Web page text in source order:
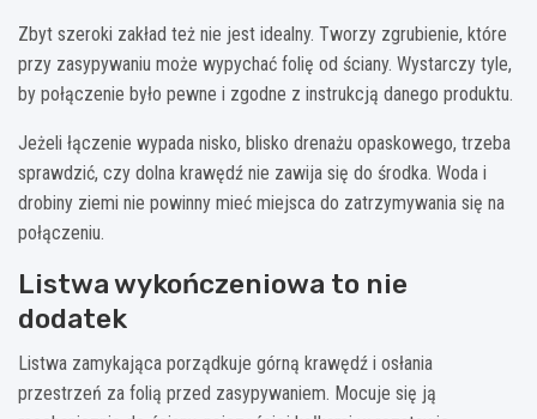
Zbyt szeroki zakład też nie jest idealny. Tworzy zgrubienie, które
przy zasypywaniu może wypychać folię od ściany. Wystarczy tyle,
by połączenie było pewne i zgodne z instrukcją danego produktu.
Jeżeli łączenie wypada nisko, blisko drenażu opaskowego, trzeba
sprawdzić, czy dolna krawędź nie zawija się do środka. Woda i
drobiny ziemi nie powinny mieć miejsca do zatrzymywania się na
połączeniu.
Listwa wykończeniowa to nie
dodatek
Listwa zamykająca porządkuje górną krawędź i osłania
przestrzeń za folią przed zasypywaniem. Mocuje się ją